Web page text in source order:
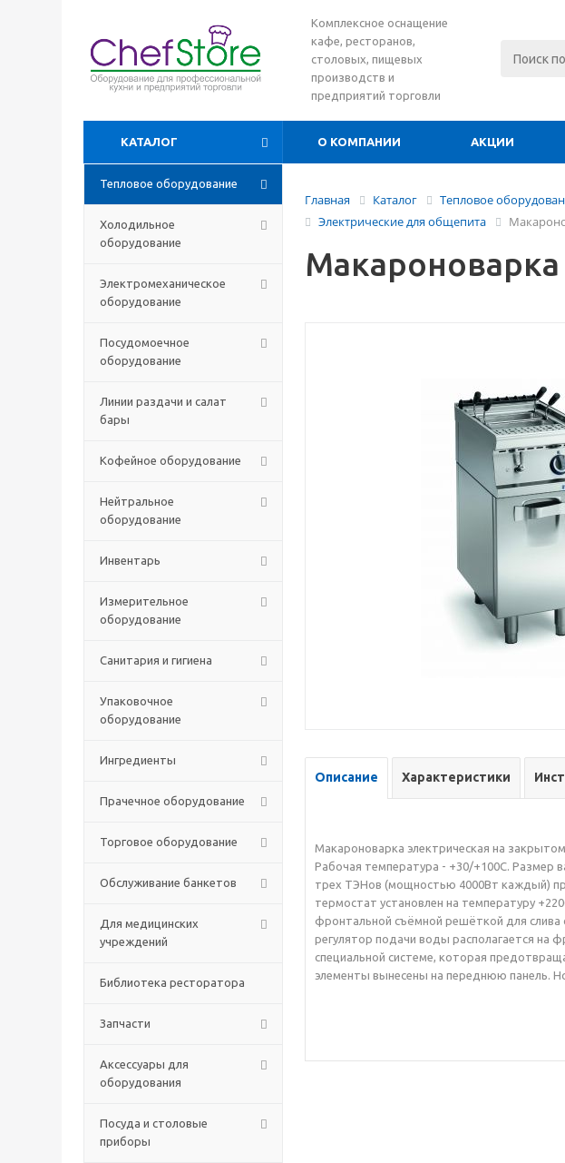
Комплексное оснащение
кафе, ресторанов,
столовых, пищевых
производств и
предприятий торговли
КАТАЛОГ О КОМПАНИИ АКЦИИ
Тепловое оборудование
Холодильное
оборудование
Электромеханическое
оборудование
Посудомоечное
оборудование
Линии раздачи и салат
бары
Кофейное оборудование
Нейтральное
оборудование
Инвентарь
Измерительное
оборудование
Санитария и гигиена
Упаковочное
оборудование
Ингредиенты
Прачечное оборудование
Торговое оборудование
Обслуживание банкетов
Для медицинских
учреждений
Библиотека ресторатора
Запчасти
Аксессуары для
оборудования
Посуда и столовые
приборы
Главная Каталог Тепловое
Электрические для общепита
Макароноварка
Описание Характеристики
Макароноварка электрическая на
Рабочая температура - +30/+100С. Размер
трех ТЭНов (мощностью 4000Вт каждый)
термостат установлен на температуру
фронтальной съёмной решёткой для слива
регулятор подачи воды располагается на
специальной системе, которая
элементы вынесены на переднюю панель.